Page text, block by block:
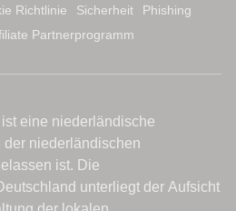
Richtlinie Sicherheit
Phishing
Partnerprogramm